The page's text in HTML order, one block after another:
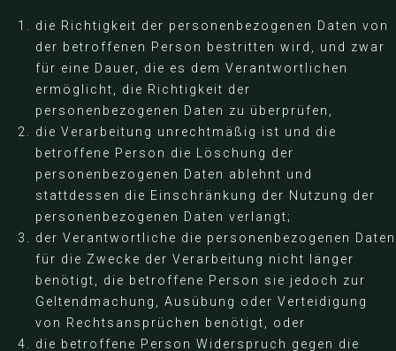
die Richtigkeit der personenbezogenen Daten von
der betroffenen Person bestritten wird, und zwar
für eine Dauer, die es dem Verantwortlichen
ermöglicht, die Richtigkeit der
personenbezogenen Daten zu überprüfen,
die Verarbeitung unrechtmäßig ist und die
betroffene Person die Löschung der
personenbezogenen Daten ablehnt und
stattdessen die Einschränkung der Nutzung der
personenbezogenen Daten verlangt;
der Verantwortliche die personenbezogenen Daten
für die Zwecke der Verarbeitung nicht länger
benötigt, die betroffene Person sie jedoch zur
Geltendmachung, Ausübung oder Verteidigung
von Rechtsansprüchen benötigt, oder
die betroffene Person Widerspruch gegen die